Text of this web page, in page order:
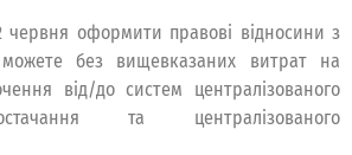
червня оформити правові відносини з
без вищевказаних витрат на
від/до систем централізованого
та централізованого